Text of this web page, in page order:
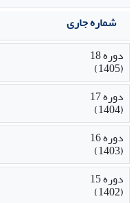
شماره جاری
دوره 18
(1405)
دوره 17
(1404)
دوره 16
(1403)
دوره 15
(1402)